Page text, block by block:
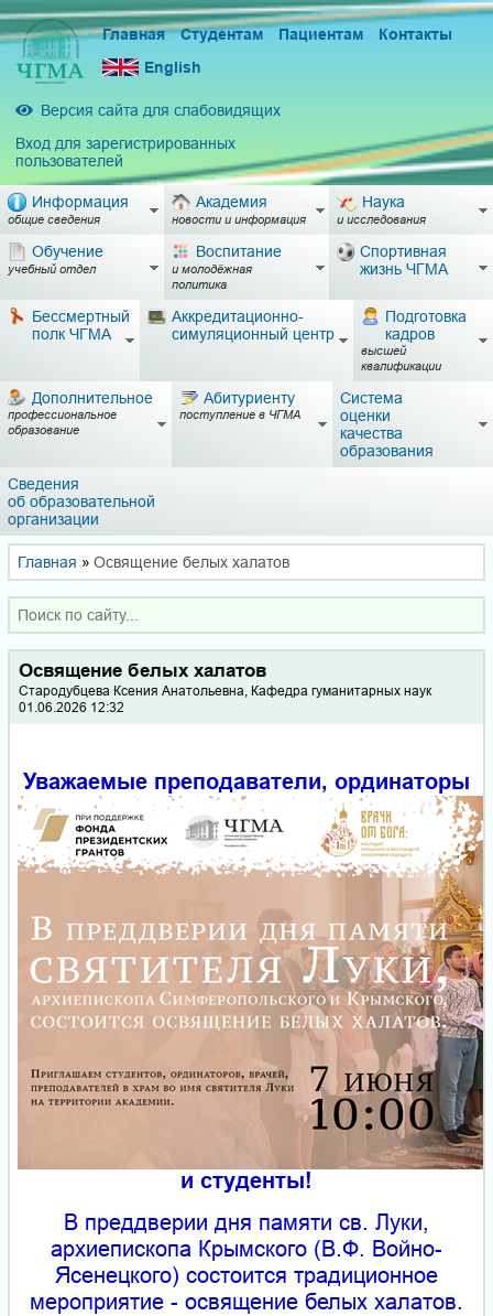
Главная Студентам Пациентам
Контакты
English
Версия сайта для слабовидящих
Вход для зарегистрированных
пользователей
Информация
общие сведения
Академия
новости и информация
Наука
и исследования
Обучение
учебный отдел
Воспитание
и молодёжная
политика
Спортивная
жизнь ЧГМА
Бессмертный
полк ЧГМА
Аккредитационно-
симуляционный центр
Подготовка
кадров
высшей
квалификации
Дополнительное
профессиональное
образование
Абитуриенту
поступление в ЧГМА
Система
оценки
качества
образования
Сведения
об образовательной
организации
Главная » Освящение белых халатов
Освящение белых халатов
Стародубцева Ксения Анатольевна, Кафедра гуманитарных наук
01.06.2026 12:32
Уважаемые преподаватели, ординаторы
и студенты!
В преддверии дня памяти св. Луки,
архиепископа Крымского (В.Ф. Войно-
Ясенецкого) состоится традиционное
мероприятие - освящение белых халатов.